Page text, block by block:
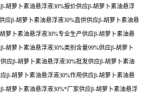
胡萝卜素油悬浮液30%报价供应β-胡萝卜素油悬浮
应β-胡萝卜素油悬浮液30%直供供应β-胡萝卜素油悬
萝卜素油悬浮液30%专业生产供应β-胡萝卜素油悬
胡萝卜素油悬浮液30%类别含量99%供应β-胡萝卜
应β-胡萝卜素油悬浮液30%批发供应β-胡萝卜素油
β-胡萝卜素油悬浮液30%作用供应β-胡萝卜素油悬
胡萝卜素油悬浮液30%*厂家供应β-胡萝卜素油悬浮